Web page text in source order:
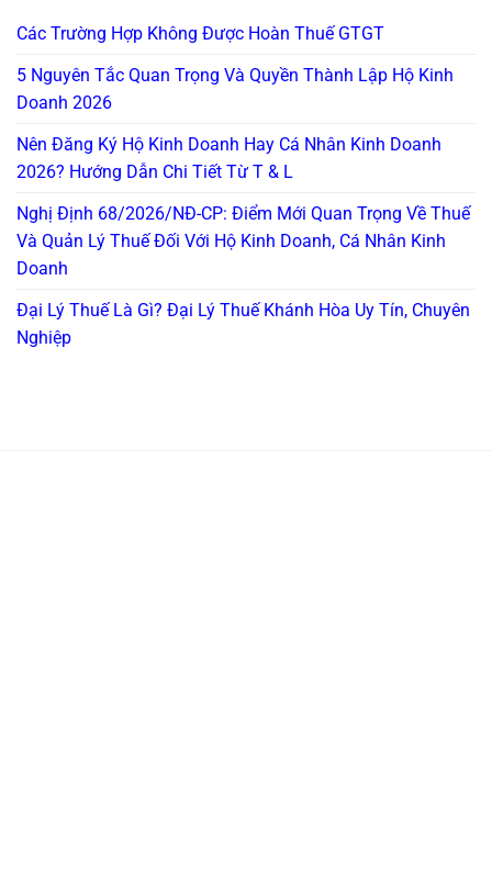
Các Trường Hợp Không Được Hoàn Thuế GTGT
5 Nguyên Tắc Quan Trọng Và Quyền Thành Lập Hộ Kinh
Doanh 2026
Nên Đăng Ký Hộ Kinh Doanh Hay Cá Nhân Kinh Doanh
2026? Hướng Dẫn Chi Tiết Từ T & L
Nghị Định 68/2026/NĐ-CP: Điểm Mới Quan Trọng Về Thuế
Và Quản Lý Thuế Đối Với Hộ Kinh Doanh, Cá Nhân Kinh
Doanh
Đại Lý Thuế Là Gì? Đại Lý Thuế Khánh Hòa Uy Tín, Chuyên
Nghiệp